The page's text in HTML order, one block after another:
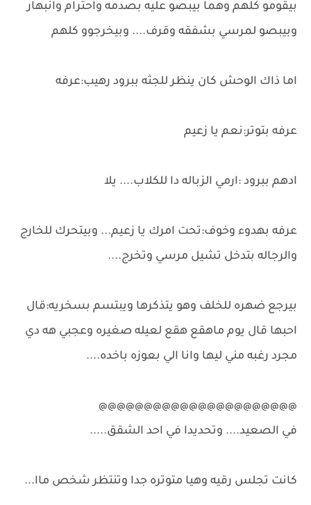
بيقومو كلهم وهما بيبصو عليه بصدمه واحترام وانبهار
وبيبصو لمرسي بشفقه وقرف.... وبيخرجوو كلهم
اما ذاك الوحش كان ينظر للجثه ببرود رهيب:عرفه
عرفه بتوتر:نعم يا زعيم
ادهم ببرود :ارمي الزباله دا للكلاب.... يلا
عرفه بهدوء وخوف:تحت امرك يا زعيم... وبيتحرك للخارج
والرجاله بتدخل تشيل مرسي وتخرج....
بيرجع ضهره للخلف وهو يتذكرها ويبتسم بسخريه:قال
احبها قال يوم ماهقع هقع لعيله صغيره وعجبي هه دي
مجرد رغبه مني ليها وانا الي بعوزه باخده....
@@@@@@@@@@@@@@@@@@@@@@
في الصعيد.... وتحديدا في احد الشقق.....
كانت تجلس رقيه وهيا متوتره جدا وتنتظر شخص ماا...